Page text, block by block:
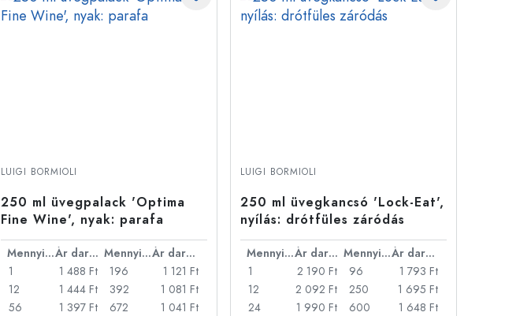
LUIGI BORMIOLI
250 ml üvegpalack 'Optima
Fine Wine', nyak: parafa
Mennyiség Ár darabonként Mennyiség
Ár darabonként
1
1 488 Ft
12
1 444 Ft
56
1 397 Ft
196
1 121 Ft
392
1 081 Ft
672
1 041 Ft
LUIGI BORMIOLI
250 ml üvegkancsó 'Lock-Eat',
nyílás: drótfüles záródás
Mennyiség Ár darabonként Mennyiség
Ár darabonként
1
2 190 Ft
12
2 092 Ft
24
1 990 Ft
96
1 793 Ft
250
1 695 Ft
600
1 648 Ft